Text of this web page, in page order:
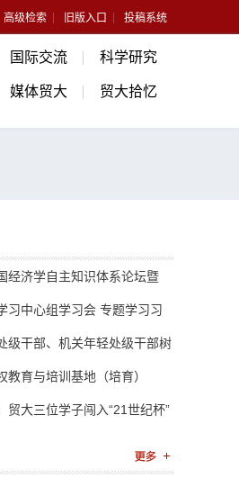
高级检索 旧版入口 投稿系统
国际交流 科学研究
媒体贸大 贸大拾忆
经济学自主知识体系论坛暨
》教学研讨会
习中心组学习会 专题学习习
哲学社会科学高质量发展的重
级干部、机关年轻处级干部树
专题培训班
教育与培训基地（培育）
贸大三位学子闯入“21世纪杯”